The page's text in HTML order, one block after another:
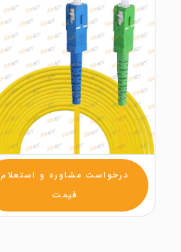
درخواست مشاوره و استعلام
قیمت